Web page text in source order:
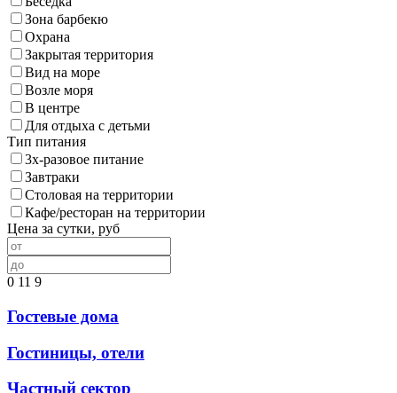
Зона барбекю
Охрана
Закрытая территория
Вид на море
Возле моря
В центре
Для отдыха с детьми
Тип питания
3х-разовое питание
Завтраки
Столовая на территории
Кафе/ресторан на территории
Цена за сутки, руб
0 11 9
Гостевые дома
Гостиницы, отели
Частный сектор